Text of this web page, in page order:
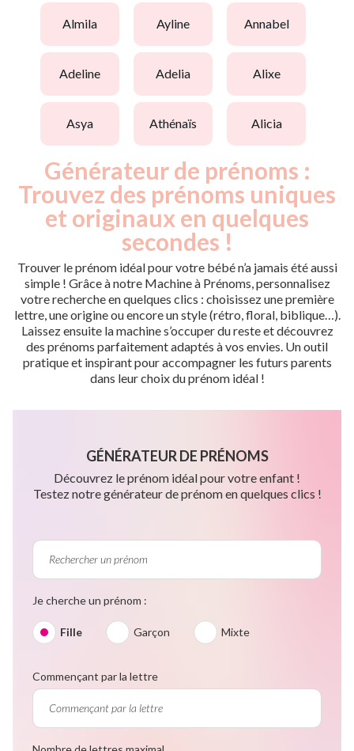
almila ayline annabel
adeline adelia alixe
asya athénaïs alicia
Générateur de prénoms :
Trouvez des prénoms uniques
et originaux en quelques
secondes !
Trouver le prénom idéal pour votre bébé n’a jamais été aussi
simple ! Grâce à notre Machine à Prénoms, personnalisez
votre recherche en quelques clics : choisissez une première
lettre, une origine ou encore un style (rétro, floral, biblique…).
Laissez ensuite la machine s’occuper du reste et découvrez
des prénoms parfaitement adaptés à vos envies. Un outil
pratique et inspirant pour accompagner les futurs parents
dans leur choix du prénom idéal !
GÉNÉRATEUR DE PRÉNOMS
Découvrez le prénom idéal pour votre enfant !
Testez notre générateur de prénom en quelques clics !
Je cherche un prénom :
Fille Garçon Mixte
Commençant par la lettre